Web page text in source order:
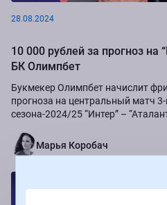
28.08.2024
10 000 рублей за прогноз на
БК Олимпбет
Букмекер Олимпбет начислит
прогноза на центральный матч
сезона-2024/25 “Интер” –
Марья Коробач